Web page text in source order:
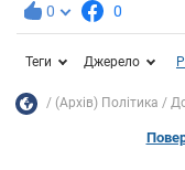
0 0
Теги Джерело
(Архів) Політика